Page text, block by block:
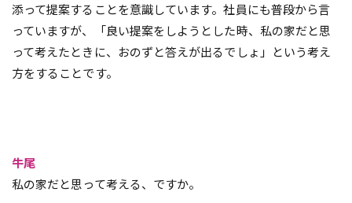
添って提案することを意識しています。社員にも普段から言
っていますが、「良い提案をしようとした時、私の家だと思
って考えたときに、おのずと答えが出るでしょ」という考え
方をすることです。
牛尾
私の家だと思って考える、ですか。